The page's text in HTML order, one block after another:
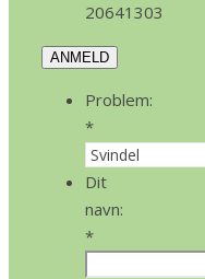
20641303
ANMELD
Problem:
*
Dit
navn:
*